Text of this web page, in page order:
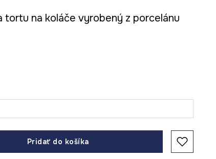
tortu na koláče vyrobený z porcelánu
Pridať do košíka